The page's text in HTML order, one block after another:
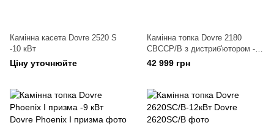
Камінна касета Dovre 2520 S
-10 кВт
Ціну уточнюйте
Камінна топка Dovre 2180
CBCCP/B з дистриб'ютором -15
кВт
42 999 грн